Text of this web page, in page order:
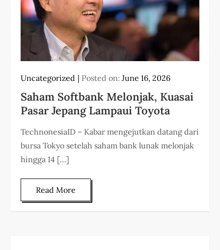
Uncategorized Posted on:June 16, 2026
Saham Softbank Melonjak, Kuasai
Pasar Jepang Lampaui Toyota
TechnonesiaID – Kabar mengejutkan datang dari
bursa Tokyo setelah saham bank lunak melonjak
hingga 14 […]
Read More